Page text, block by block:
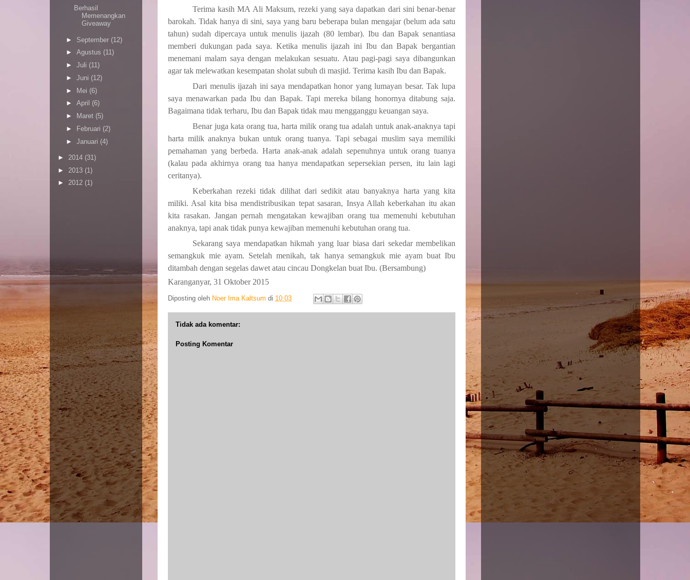
Terima kasih MA Ali Maksum, rezeki yang saya dapatkan dari sini benar-benar
barokah. Tidak hanya di sini, saya yang baru beberapa bulan mengajar (belum ada satu
tahun) sudah dipercaya untuk menulis ijazah (80 lembar). Ibu dan Bapak senantiasa
memberi dukungan pada saya. Ketika menulis ijazah ini Ibu dan Bapak bergantian
menemani malam saya dengan melakukan sesuatu. Atau pagi-pagi saya dibangunkan
agar tak melewatkan kesempatan sholat subuh di masjid. Terima kasih Ibu dan Bapak.
Dari menulis ijazah ini saya mendapatkan honor yang lumayan besar. Tak lupa
saya menawarkan pada Ibu dan Bapak. Tapi mereka bilang honornya ditabung saja.
Bagaimana tidak terharu, Ibu dan Bapak tidak mau mengganggu keuangan saya.
Benar juga kata orang tua, harta milik orang tua adalah untuk anak-anaknya tapi
harta milik anaknya bukan untuk orang tuanya. Tapi sebagai muslim saya memiliki
pemahaman yang berbeda. Harta anak-anak adalah sepenuhnya untuk orang tuanya
(kalau pada akhirnya orang tua hanya mendapatkan sepersekian persen, itu lain lagi
ceritanya).
Keberkahan rezeki tidak dilihat dari sedikit atau banyaknya harta yang kita
miliki. Asal kita bisa mendistribusikan tepat sasaran, Insya Allah keberkahan itu akan
kita rasakan. Jangan pernah mengatakan kewajiban orang tua memenuhi kebutuhan
anaknya, tapi anak tidak punya kewajiban memenuhi kebutuhan orang tua.
Sekarang saya mendapatkan hikmah yang luar biasa dari sekedar membelikan
semangkuk mie ayam. Setelah menikah, tak hanya semangkuk mie ayam buat Ibu
ditambah dengan segelas dawet atau cincau Dongkelan buat Ibu. (Bersambung)
Karanganyar, 31 Oktober 2015
Diposting oleh Noer Ima Kaltsum di 10.03
Tidak ada komentar:
Posting Komentar
Berhasil
Memenangkan
Giveaway
► September (12)
► Agustus (11)
► Juli (11)
► Juni (12)
► Mei (6)
► April (6)
►
Maret (5)
►
Februari (2)
► Januari (4)
► 2014 (31)
► 2013 (1)
► 2012 (1)